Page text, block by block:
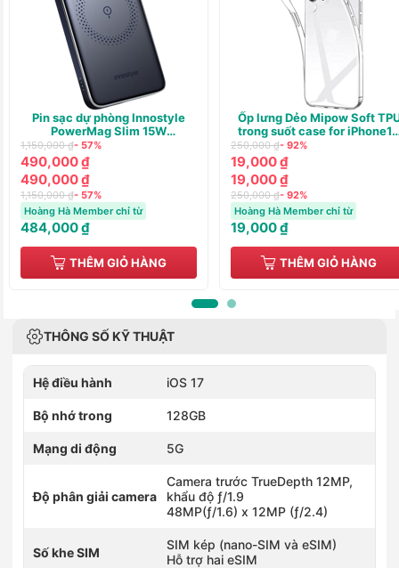
Pin sạc dự phòng Innostyle
PowerMag Slim 15W
(WIRELESS) PD/QC3.0 20W
10000m
1,150,000 ₫- 57%
490,000 ₫
490,000 ₫
1,150,000 ₫- 57%
Hoàng Hà Member chỉ từ
484,000 ₫
THÊM GIỎ HÀNG
Ốp lưng Dẻo Mipow Soft
trong suốt case for iPhone14
Plus
250,000 ₫- 92%
19,000 ₫
19,000 ₫
250,000 ₫- 92%
Hoàng Hà Member chỉ từ
19,000 ₫
THÊM GIỎ HÀNG
THÔNG SỐ KỸ THUẬT
Hệ điều hành iOS 17
Bộ nhớ trong 128GB
Mạng di động 5G
Độ phân giải camera
Camera trước TrueDepth 12MP,
khẩu độ ƒ/1.9
48MP(ƒ/1.6) x 12MP (ƒ/2.4)
Số khe SIM
SIM kép (nano-SIM và eSIM)
Hỗ trợ hai eSIM